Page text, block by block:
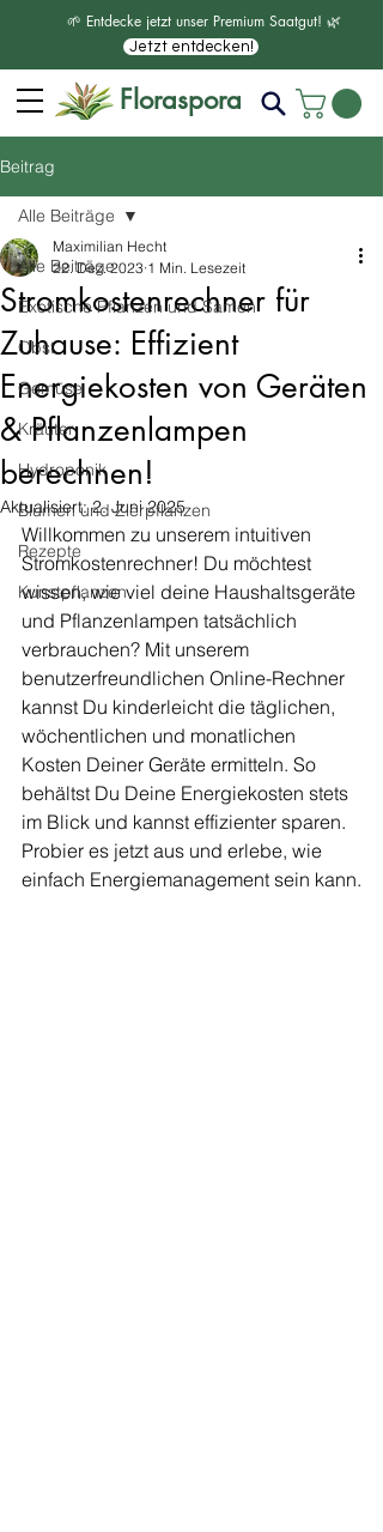
🌱 Entdecke jetzt unser Premium Saatgut! 🌿
Jetzt entdecken!
Floraspora
Beitrag
Alle Beiträge
Exotische Pflanzen und Samen
Obst
Gemüse
Kräuter
Hydroponik
Blumen und Zierpflanzen
Rezepte
Kunstpflanzen
Alle Beiträge
Stromkostenrechner für
Zuhause: Effizient
Energiekosten von Geräten
& Pflanzenlampen
berechnen!
Maximilian Hecht
22. Dez. 2023 1 Min. Lesezeit
Aktualisiert:2. Juni 2025
Willkommen zu unserem intuitiven
Stromkostenrechner! Du möchtest
wissen, wie viel deine Haushaltsgeräte
und Pflanzenlampen tatsächlich
verbrauchen? Mit unserem
benutzerfreundlichen Online-Rechner
kannst Du kinderleicht die täglichen,
wöchentlichen und monatlichen
Kosten Deiner Geräte ermitteln. So
behältst Du Deine Energiekosten stets
im Blick und kannst effizienter sparen.
Probier es jetzt aus und erlebe, wie
einfach Energiemanagement sein kann.